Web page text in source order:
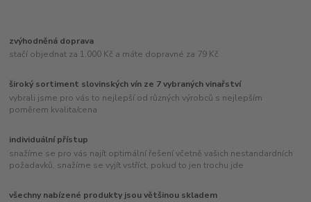
zvýhodněná doprava
stačí objednat za 1.000 Kč a máte dopravné za 79 Kč
široký sortiment slovinských vín ze 7 vybraných vinařství
vybrali jsme pro vás to nejlepší od různých výrobců s nejlepším
poměrem kvalita/cena
individuální přístup
snažíme se pro vás najít optimální řešení včetně vašich nestandardních
požadavků, snažíme se vyjít vstříct, pokud to jen trochu jde
všechny nabízené produkty jsou většinou skladem